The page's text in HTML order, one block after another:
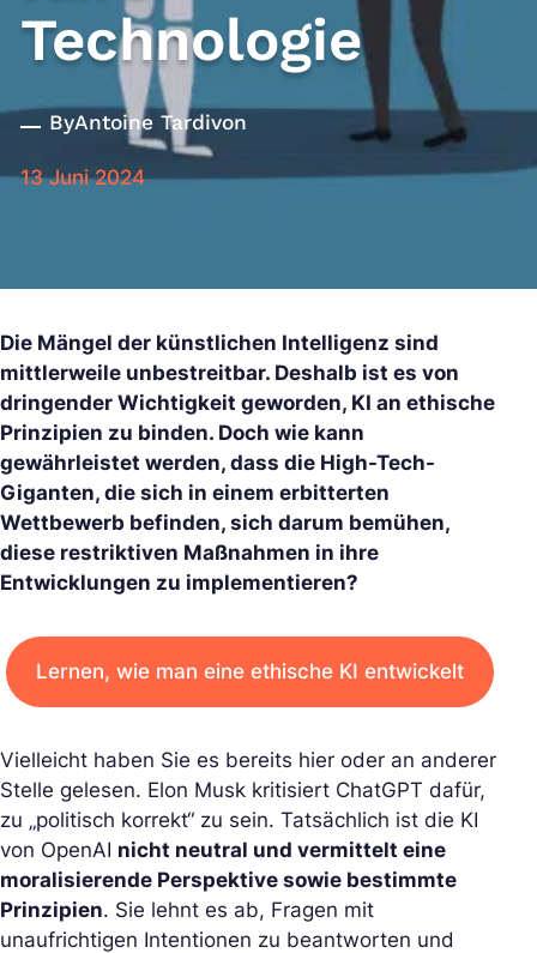
Technologie
ByAntoine Tardivon
13 Juni 2024
Die Mängel der künstlichen Intelligenz sind
mittlerweile unbestreitbar. Deshalb ist es von
dringender Wichtigkeit geworden, KI an ethische
Prinzipien zu binden. Doch wie kann
gewährleistet werden, dass die High-Tech-
Giganten, die sich in einem erbitterten
Wettbewerb befinden, sich darum bemühen,
diese restriktiven Maßnahmen in ihre
Entwicklungen zu implementieren?
Lernen, wie man eine ethische KI entwickelt
Vielleicht haben Sie es bereits hier oder an anderer
Stelle gelesen. Elon Musk kritisiert ChatGPT dafür,
zu „politisch korrekt“ zu sein. Tatsächlich ist die KI
von OpenAI nicht neutral und vermittelt eine
moralisierende Perspektive sowie bestimmte
Prinzipien. Sie lehnt es ab, Fragen mit
unaufrichtigen Intentionen zu beantworten und